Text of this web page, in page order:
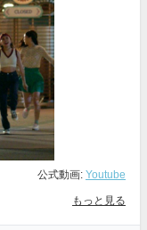
公式動画: Youtube
もっと見る